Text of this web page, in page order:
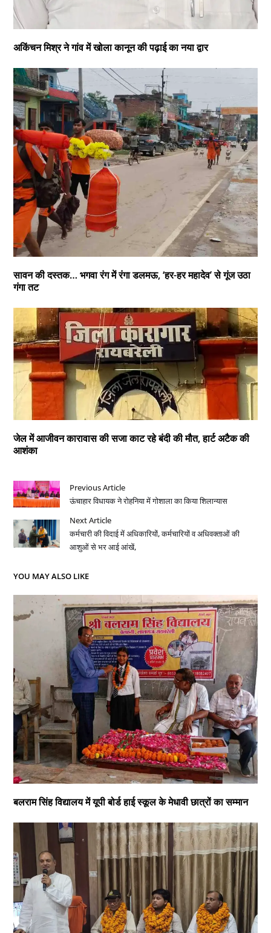
अकिंचन मिश्र ने गांव में खोला कानून की पढ़ाई का नया द्वार
सावन की दस्तक… भगवा रंग में रंगा डलमऊ, ‘हर-हर महादेव’ से गूंज उठा
गंगा तट
जेल में आजीवन कारावास की सजा काट रहे बंदी की मौत, हार्ट अटैक की
आशंका
Previous Article
ऊंचाहार विधायक ने रोहनिया में गोशाला का किया शिलान्यास
Next Article
कर्मचारी की विदाई में अधिकारियों, कर्मचारियों व अधिवक्ताओं की
आशुओं से भर आई आंखें,
YOU MAY ALSO LIKE
बलराम सिंह विद्यालय में यूपी बोर्ड हाई स्कूल के मेधावी छात्रों का सम्मान